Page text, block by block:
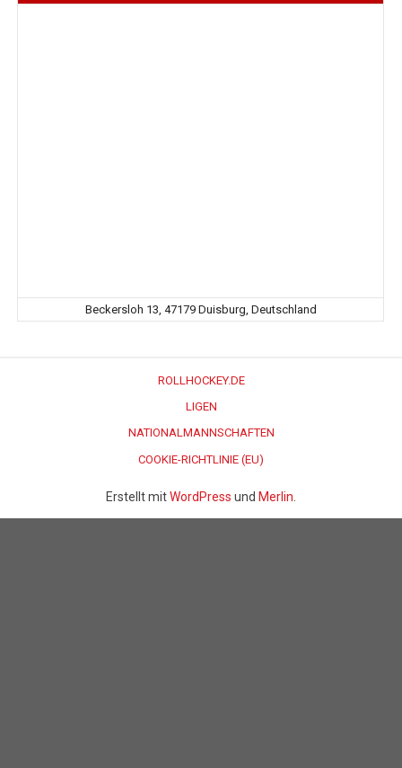
Beckersloh 13, 47179 Duisburg, Deutschland
ROLLHOCKEY.DE
LIGEN
NATIONALMANNSCHAFTEN
COOKIE-RICHTLINIE (EU)
Erstellt mitWordPress und Merlin